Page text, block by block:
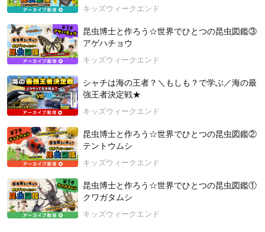
キッズウィークエンド
昆虫博士と作ろう☆世界でひとつの昆虫図鑑③
アゲハチョウ
キッズウィークエンド
シャチは海の王者？＼もしも？で学ぶ／海の最
強王者決定戦★
キッズウィークエンド
昆虫博士と作ろう☆世界でひとつの昆虫図鑑②
テントウムシ
キッズウィークエンド
昆虫博士と作ろう☆世界でひとつの昆虫図鑑①
クワガタムシ
キッズウィークエンド